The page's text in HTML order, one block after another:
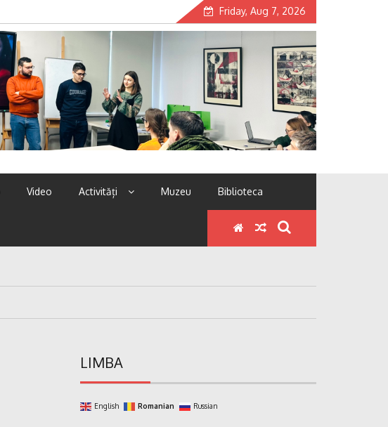
Friday, Aug 7, 2026
Video Activități Muzeu Biblioteca
LIMBA
English Romanian Russian